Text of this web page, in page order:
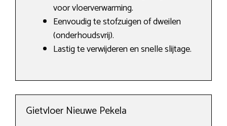
voor vloerverwarming.
Eenvoudig te stofzuigen of dweilen
(onderhoudsvrij).
Lastig te verwijderen en snelle slijtage.
Gietvloer Nieuwe Pekela